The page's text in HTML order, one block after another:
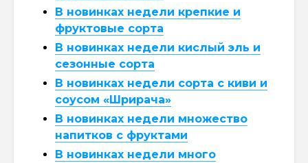
В новинках недели крепкие и
фруктовые сорта
В новинках недели кислый эль и
сезонные сорта
В новинках недели сорта с киви и
соусом «Шрирача»
В новинках недели множество
напитков с фруктами
В новинках недели много